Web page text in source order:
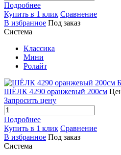
Подробнее
Купить в 1 клик Сравнение
В избранное Под заказ
Система
Классика
Мини
Ролайт
ШЁЛК 4290 оранжевый 200см
Запросить цену
Подробнее
Купить в 1 клик Сравнение
В избранное Под заказ
Система